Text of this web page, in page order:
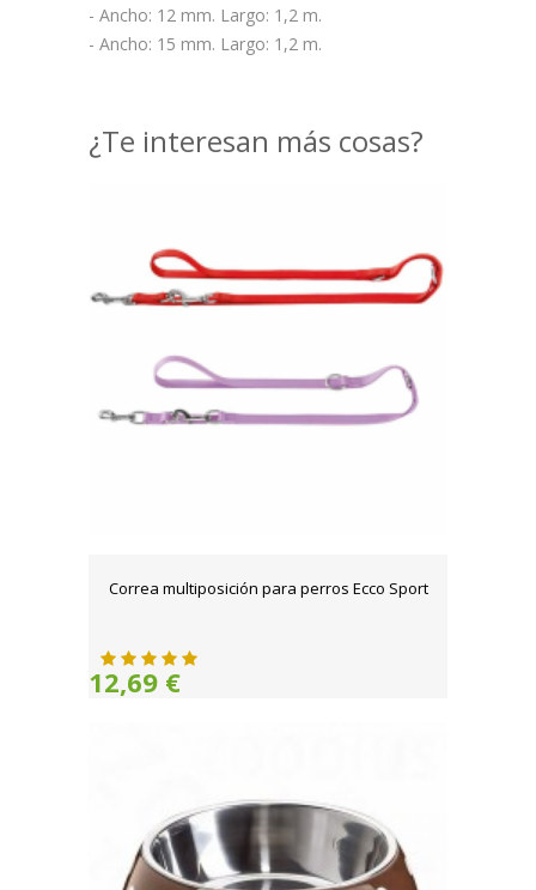
- Ancho: 12 mm. Largo: 1,2 m.
- Ancho: 15 mm. Largo: 1,2 m.
¿Te interesan más cosas?
Correa multiposición para perros Ecco Sport
12,69 €